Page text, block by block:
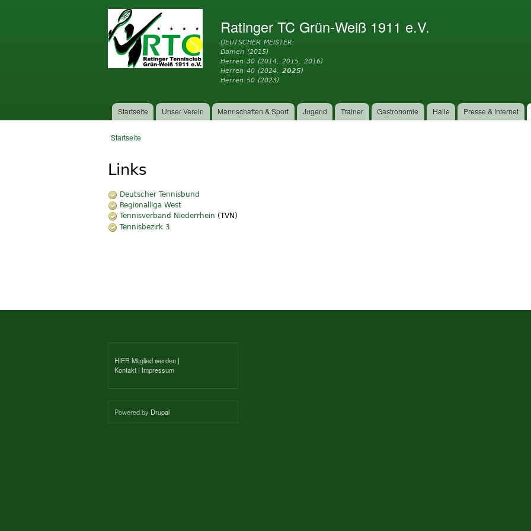
Inhalt
Ratinger TC Grün-Weiß 1911 e.V.
DEUTSCHER MEISTER:
Damen (2015)
Herren 30 (2014, 2015, 2016)
Herren 40 (2024,2025)
Herren 50 (2023)
Hauptmenü
Startseite Unser Verein Mannschaften & Sport Jugend Trainer Gastronomie Halle Presse & Internet
Startseite
Links
Deutscher Tennisbund
Regionalliga West
Tennisverband Niederrhein (TVN)
Tennisbezirk 3
HIER Mitglied werden |
Kontakt | Impressum
Powered by Drupal